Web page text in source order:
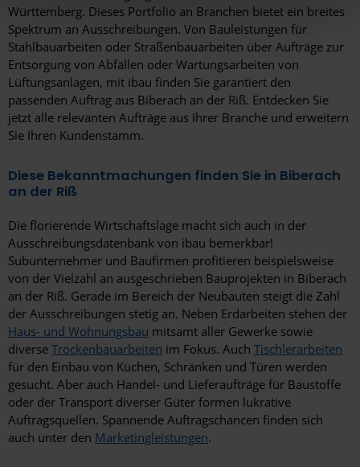
hier Ihre individuelle Auswahl bestätigen. Ihre Einwilligung
ist freiwillig und kann jederzeit später geändert oder
widerrufen werden, indem Sie auf die Schaltfläche
Einstellungen am unteren Ende der Webseite klicken.
Weitere Informationen erhalten Sie in unserer
Datenschutzerklärungund imImpressum.
Württemberg. Dieses Portfolio an Branchen bietet ein breites
Spektrum an Ausschreibungen. Von Bauleistungen für
Stahlbauarbeiten oder Straßenbauarbeiten über Aufträge zur
Entsorgung von Abfällen oder Wartungsarbeiten von
Lüftungsanlagen, mit ibau finden Sie garantiert den
passenden Auftrag aus Biberach an der Riß. Entdecken Sie
jetzt alle relevanten Aufträge aus Ihrer Branche und erweitern
Sie Ihren Kundenstamm.
Diese Bekanntmachungen finden Sie in Biberach
an der Riß
Die florierende Wirtschaftslage macht sich auch in der
Ausschreibungsdatenbank von ibau bemerkbar!
Subunternehmer und Baufirmen profitieren beispielsweise
von der Vielzahl an ausgeschrieben Bauprojekten in Biberach
an der Riß. Gerade im Bereich der Neubauten steigt die Zahl
der Ausschreibungen stetig an. Neben Erdarbeiten stehen der
Haus- und Wohnungsbau mitsamt aller Gewerke sowie
diverse Trockenbauarbeiten im Fokus. Auch Tischlerarbeiten
für den Einbau von Küchen, Schränken und Türen werden
gesucht. Aber auch Handel- und Lieferaufträge für Baustoffe
oder der Transport diverser Güter formen lukrative
Auftragsquellen. Spannende Auftragschancen finden sich
auch unter den Marketingleistungen.